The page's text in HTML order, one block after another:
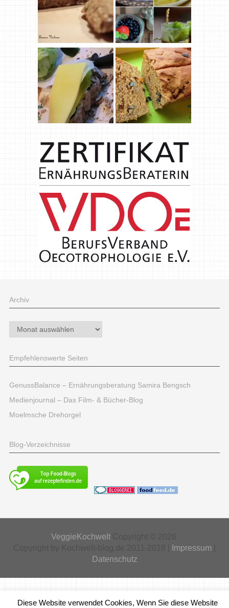
Archiv
Archiv
Empfehlenswerte Seiten
GenussBalance – Ernährungsberatung Samira Bengsch
Medienjournal – Das Film- & Bücher-Blog
Moelmsche Drehorgel
Blog-Verzeichnisse
VeggieKochweltCopyright © 2026.
Impressum
Datenschutz
Diese Website verwendet Cookies, Wenn Sie diese Website